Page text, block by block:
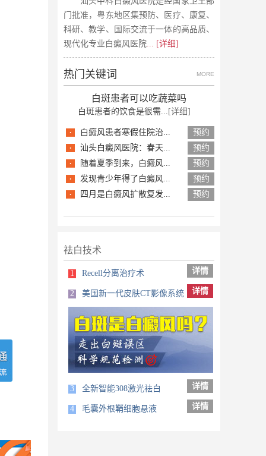
门批准，粤东地区集预防、医疗、康复、
科研、教学、国际交流于一体的高品质、
现代化专业白癜风医院... [详细]
热门关键词 MORE
白斑患者可以吃蔬菜吗
白斑患者的饮食是很需... [详细]
· 白癜风患者寒假住院治... 预约
· 汕头白癜风医院：春天... 预约
· 随着夏季到来，白癜风... 预约
· 发现青少年得了白癜风... 预约
· 四月是白癜风扩散复发... 预约
祛白技术
1 Recell分离治疗术 详情
2 美国新一代皮肤CT影像系统 详情
全新智能308激光祛白
4 毛囊外根鞘细胞悬液 详情